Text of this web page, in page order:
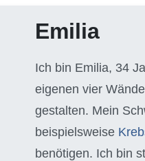
Emilia
Ich bin Emilia, 34
eigenen vier
gestalten. Mein
beispielsweise
benötigen. Ich bin